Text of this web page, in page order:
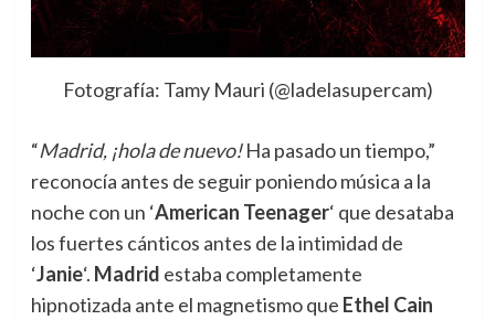
Fotografía: Tamy Mauri (@ladelasupercam)
“Madrid, ¡hola de nuevo!Ha pasado un tiempo,”
reconocía antes de seguir poniendo música a la
noche con un ‘American Teenager‘ que desataba
los fuertes cánticos antes de la intimidad de
‘Janie‘. Madrid estaba completamente
hipnotizada ante el magnetismo que Ethel Cain